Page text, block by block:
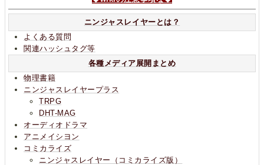
ニンジャスレイヤーとは？
よくある質問
関連ハッシュタグ等
各種メディア展開まとめ
物理書籍
ニンジャスレイヤープラス
TRPG
DHT-MAG
オーディオドラマ
アニメイシヨン
コミカライズ
ニンジャスレイヤー（コミカライズ版）